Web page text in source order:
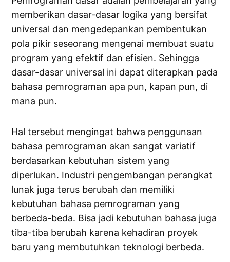
memberikan dasar-dasar logika yang bersifat
universal dan mengedepankan pembentukan
pola pikir seseorang mengenai membuat suatu
program yang efektif dan efisien. Sehingga
dasar-dasar universal ini dapat diterapkan pada
bahasa pemrograman apa pun, kapan pun, di
mana pun.
Hal tersebut mengingat bahwa penggunaan
bahasa pemrograman akan sangat variatif
berdasarkan kebutuhan sistem yang
diperlukan. Industri pengembangan perangkat
lunak juga terus berubah dan memiliki
kebutuhan bahasa pemrograman yang
berbeda-beda. Bisa jadi kebutuhan bahasa juga
tiba-tiba berubah karena kehadiran proyek
baru yang membutuhkan teknologi berbeda.